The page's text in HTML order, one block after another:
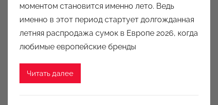
u
k
c
i
моментом становится именно лето. Ведь
именно в этот период стартует долгожданная
летняя распродажа сумок в Европе 2026, когда
любимые европейские бренды
Читать далее